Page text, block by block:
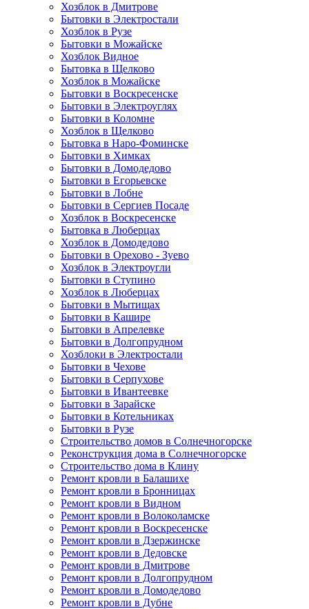
Хозблок в Дмитрове
Бытовки в Электростали
Хозблок в Рузе
Бытовки в Можайске
Хозблок Видное
Бытовкa в Щелково
Хозблок в Можайске
Бытовки в Воскресенске
Бытовки в Электроуглях
Бытовки в Коломне
Хозблок в Щелково
Бытовка в Наро-Фоминске
Бытовки в Химках
Бытовки в Домодедово
Бытовки в Егорьевске
Бытовки в Лобне
Бытовки в Сергиев Посаде
Хозблок в Воскресенске
Бытовка в Люберцах
Хозблок в Домодедово
Бытовки в Орехово - Зуево
Хозблок в Электроугли
Бытовки в Ступино
Хозблок в Люберцах
Бытовки в Мытищах
Бытовки в Кашире
Бытовки в Апрелевке
Бытовки в Долгопрудном
Хозблоки в Электростали
Бытовки в Чехове
Бытовки в Серпухове
Бытовки в Ивантеевке
Бытовки в Зарайске
Бытовки в Котельниках
Бытовки в Рузе
Строительство домов в Солнечногорске
Реконструкция дома в Солнечногорске
Строительство дома в Клину
Ремонт кровли в Балашихе
Ремонт кровли в Бронницах
Ремонт кровли в Видном
Ремонт кровли в Волоколамске
Ремонт кровли в Воскресенске
Ремонт кровли в Дзержинске
Ремонт кровли в Дедовске
Ремонт кровли в Дмитрове
Ремонт кровли в Долгопрудном
Ремонт кровли в Домодедово
Ремонт кровли в Дубне